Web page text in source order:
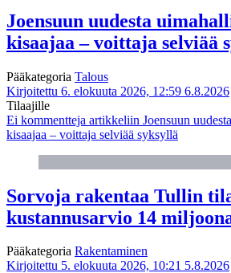
Joensuun uudesta
kisaajaa – voittaja selviää
Pääkategoria Talous
Kirjoitettu 6. elokuuta 2026, 12:59 6.8.2026
Tilaajille
Ei kommentteja artikkeliin Joensuun
kisaajaa – voittaja selviää syksyllä
Sorvoja rakentaa Tullin
kustannusarvio 14
Pääkategoria Rakentaminen
Kirjoitettu 5. elokuuta 2026, 10:21 5.8.2026